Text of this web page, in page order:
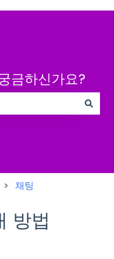
금하신가요?
채팅
방법